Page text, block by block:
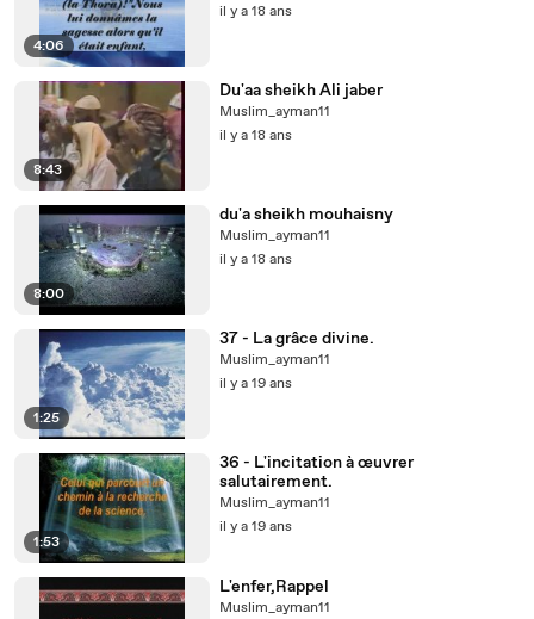
4:06
il y a 18 ans
8:43
Du'aa sheikh Ali jaber
Muslim_ayman11
il y a 18 ans
8:00
du'a sheikh mouhaisny
Muslim_ayman11
il y a 18 ans
1:25
37 - La grâce divine.
Muslim_ayman11
il y a 19 ans
1:53
36 - L'incitation à œuvrer
salutairement.
Muslim_ayman11
il y a 19 ans
L'enfer,Rappel
Muslim_ayman11